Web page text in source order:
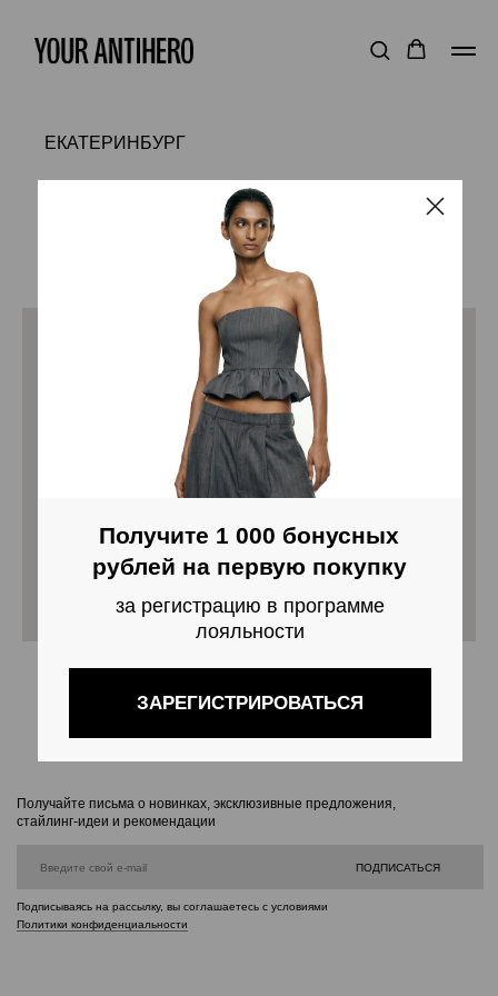
ЕКАТЕРИНБУРГ
+7 (905) 808-71-38
Получите 1 000 бонусных
рублей на первую покупку
за регистрацию в программе
лояльности
ЗАРЕГИСТРИРОВАТЬСЯ
ПОДПИСАТЬСЯ
Получайте письма о новинках, эксклюзивные предложения,
стайлинг-идеи и рекомендации
Подписываясь на рассылку, вы соглашаетесь с условиями
Политики конфиденциальности